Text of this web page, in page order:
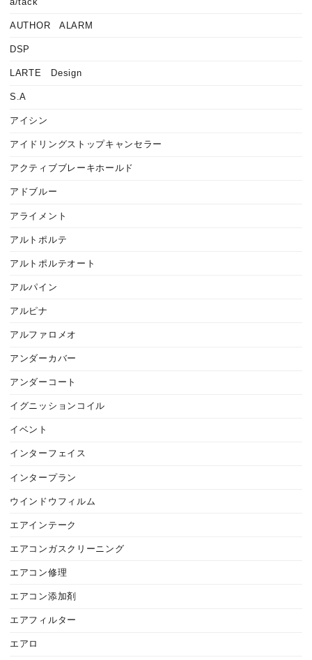
AUTHOR ALARM
DSP
LARTE Design
S.A
アイシン
アイドリングストップキャンセラー
アクティブブレーキホールド
アドブルー
アライメント
アルトポルテ
アルトポルテオート
アルパイン
アルピナ
アルファロメオ
アンダーカバー
アンダーコート
イグニッションコイル
イベント
インターフェイス
インタープラン
ウインドウフィルム
エアインテーク
エアコンガスクリーニング
エアコン修理
エアコン添加剤
エアフィルター
エアロ